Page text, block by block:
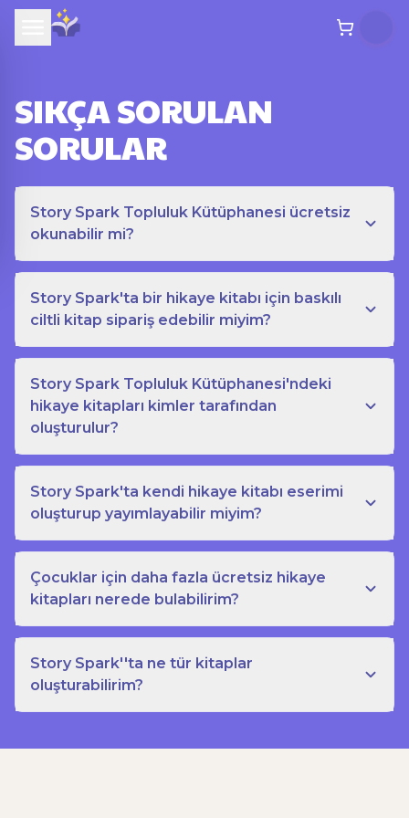
SIKÇA SORULAN
SORULAR
Story Spark Topluluk Kütüphanesi ücretsiz
okunabilir mi?
Story Spark'ta bir hikaye kitabı için baskılı
ciltli kitap sipariş edebilir miyim?
Story Spark Topluluk Kütüphanesi'ndeki
hikaye kitapları kimler tarafından
oluşturulur?
Story Spark'ta kendi hikaye kitabı eserimi
oluşturup yayımlayabilir miyim?
Çocuklar için daha fazla ücretsiz hikaye
kitapları nerede bulabilirim?
Story Spark''ta ne tür kitaplar
oluşturabilirim?